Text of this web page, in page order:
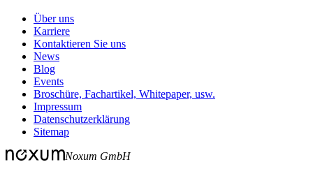
Über uns
Karriere
Kontaktieren Sie uns
News
Blog
Events
Broschüre, Fachartikel, Whitepaper, usw.
Impressum
Datenschutzerklärung
Sitemap
Noxum GmbH